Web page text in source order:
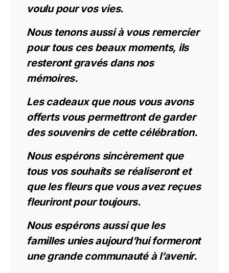
voulu pour vos vies.
Nous tenons aussi à vous remercier
pour tous ces beaux moments, ils
resteront gravés dans nos
mémoires.
Les cadeaux que nous vous avons
offerts vous permettront de garder
des souvenirs de cette célébration.
Nous espérons sincèrement que
tous vos souhaits se réaliseront et
que les fleurs que vous avez reçues
fleuriront pour toujours.
Nous espérons aussi que les
familles unies aujourd’hui formeront
une grande communauté à l’avenir.